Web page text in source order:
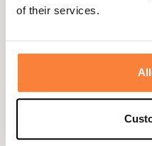
of their services.
Beschrijving
Dit lichtgewicht,
geïnspireerd op een van
"you got one life, fish it
Je kunt de filosofie van
gelegenheid dragen met